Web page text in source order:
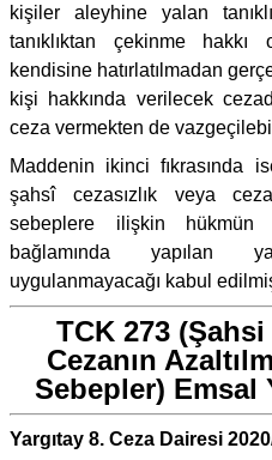
kişiler aleyhine yalan
tanıklıktan çekinme hakkı
kendisine hatırlatılmadan
kişi hakkında verilecek
ceza vermekten de
Maddenin ikinci fıkrasında
şahsî cezasızlık veya
sebeplere ilişkin hükmün
bağlamında yapılan
uygulanmayacağı kabul
TCK 273 (Şahsi
Cezanın
Sebepler) Emsal
Yargıtay 8. Ceza Dairesi